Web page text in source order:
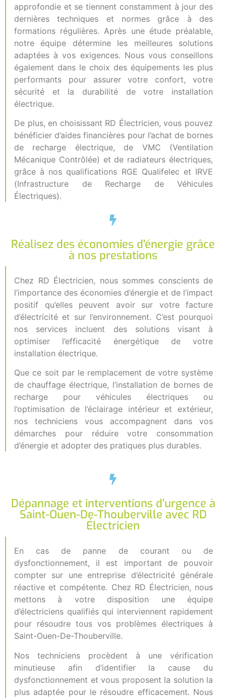
approfondie et se tiennent constamment à jour des
dernières techniques et normes grâce à des
formations régulières. Après une étude préalable,
notre équipe détermine les meilleures solutions
adaptées à vos exigences. Nous vous conseillons
également dans le choix des équipements les plus
performants pour assurer votre confort, votre
sécurité et la durabilité de votre installation
électrique.
De plus, en choisissant RD Électricien, vous pouvez
bénéficier d’aides financières pour l’achat de bornes
de recharge électrique, de VMC (Ventilation
Mécanique Contrôlée) et de radiateurs électriques,
grâce à nos qualifications RGE Qualifelec et IRVE
(Infrastructure de Recharge de Véhicules
Électriques).
Réalisez des économies d'énergie grâce
à nos prestations
Chez RD Électricien, nous sommes conscients de
l’importance des économies d’énergie et de l’impact
positif qu’elles peuvent avoir sur votre facture
d’électricité et sur l’environnement. C’est pourquoi
nos services incluent des solutions visant à
optimiser l’efficacité énergétique de votre
installation électrique.
Que ce soit par le remplacement de votre système
de chauffage électrique, l’installation de bornes de
recharge pour véhicules électriques ou
l’optimisation de l’éclairage intérieur et extérieur,
nos techniciens vous accompagnent dans vos
démarches pour réduire votre consommation
d’énergie et adopter des pratiques plus durables.
Dépannage et interventions d'urgence à
Saint-Ouen-De-Thouberville avec RD
Électricien
En cas de panne de courant ou de
dysfonctionnement, il est important de pouvoir
compter sur une entreprise d’électricité générale
réactive et compétente. Chez RD Électricien, nous
mettons à votre disposition une équipe
d’électriciens qualifiés qui interviennent rapidement
pour résoudre tous vos problèmes électriques à
Saint-Ouen-De-Thouberville.
Nos techniciens procèdent à une vérification
minutieuse afin d’identifier la cause du
dysfonctionnement et vous proposent la solution la
plus adaptée pour le résoudre efficacement. Nous